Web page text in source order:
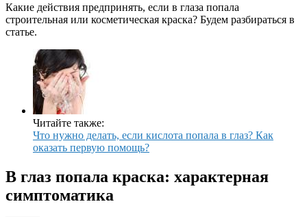
Какие действия предпринять, если в глаза попала
строительная или косметическая краска? Будем разбираться в
статье.
Читайте также:
Что нужно делать, если кислота попала в глаз? Как
оказать первую помощь?
В глаз попала краска: характерная
симптоматика